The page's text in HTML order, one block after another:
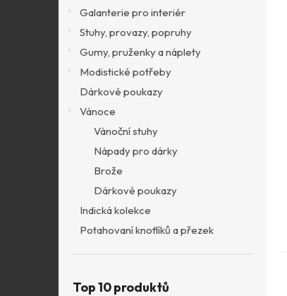
Galanterie pro interiér
Stuhy, provazy, popruhy
Gumy, pruženky a náplety
Modistické potřeby
Dárkové poukazy
Vánoce
Vánoční stuhy
Nápady pro dárky
Brože
Dárkové poukazy
Indická kolekce
Potahovaní knoflíků a přezek
Top 10 produktů